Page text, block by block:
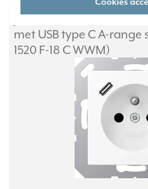
Cookies
JUNG
met USB type C A-
1520 F-18 C WWM)